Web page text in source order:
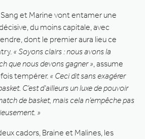
Sang et Marine vont entamer une
du moins capitale, avec
dont le premier aura lieu ce
« Soyons clairs : nous avons la
que nous devons gagner » , assume
tempérer. « Ceci dit sans exagérer
C’est d’ailleurs un luxe de pouvoir
de basket, mais cela n’empêche pas
»
cadors, Braine et Malines, les